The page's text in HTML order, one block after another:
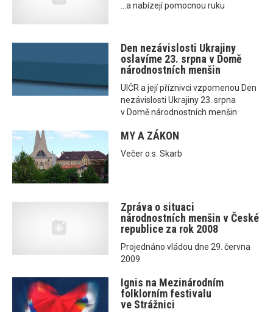
...a nabízejí pomocnou ruku
Den nezávislosti Ukrajiny
oslavíme 23. srpna v Domě
národnostních menšin
UIČR a její příznivci vzpomenou Den
nezávislosti Ukrajiny 23. srpna
v Domě národnostních menšin
MY A ZÁKON
Večer o.s. Skarb
Zpráva o situaci
národnostních menšin v České
republice za rok 2008
Projednáno vládou dne 29. června
2009
Ignis na Mezinárodním
folklorním festivalu
ve Strážnici